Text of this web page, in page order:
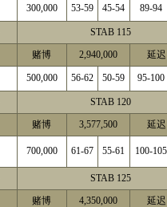
300,000 53-59 45-54 89-94
STAB 115
赌博 2,940,000 延
500,000 56-62 50-59 95-100
STAB 120
赌博 3,577,500 延
700,000 61-67 55-61 100-105
STAB 125
赌博 4,350,000 延